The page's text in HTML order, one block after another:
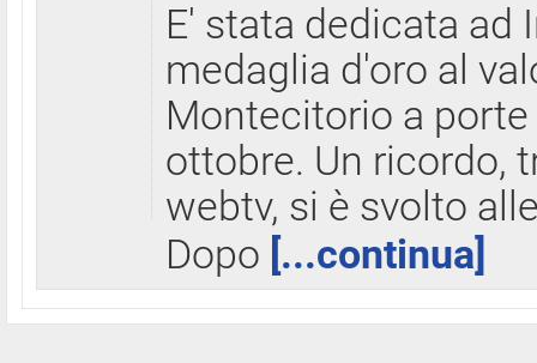
E' stata dedicata ad
medaglia d'oro al
Montecitorio a
ottobre. Un ricordo,
webtv, si è svolto
Dopo [...continua]